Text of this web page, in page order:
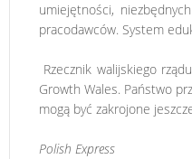
umiejętności,
pracodawców. System
Rzecznik walijskiego
Growth Wales. Państwo
mogą być zakrojone
Polish Express